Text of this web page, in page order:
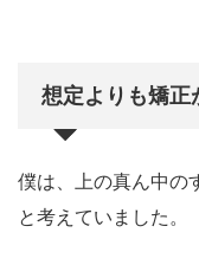
想定よりも矯正
僕は、上の真ん中の
と考えていました。